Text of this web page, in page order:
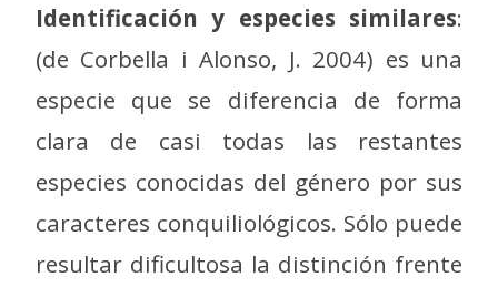
Identificación y especies similares:
(de Corbella i Alonso, J. 2004) es una
especie que se diferencia de forma
clara de casi todas las restantes
especies conocidas del género por sus
caracteres conquiliológicos. Sólo puede
resultar dificultosa la distinción frente